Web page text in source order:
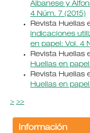
Albanese y
4 Núm. 7 (2015)
Revista Huellas
indicaciones
en papel: Vol. 4
Revista Huellas
Huellas en
Revista Huellas
Huellas en
> >>
Información